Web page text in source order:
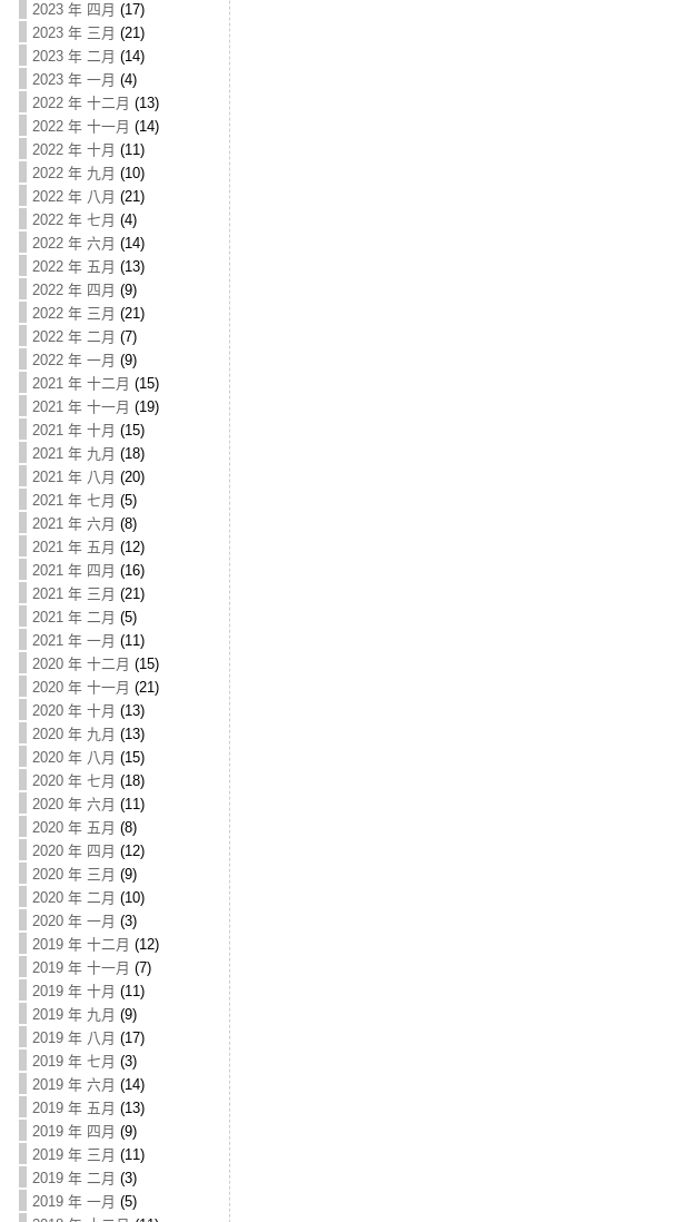
2023 年 四月 (17)
2023 年 三月 (21)
2023 年 二月 (14)
2023 年 一月 (4)
2022 年 十二月 (13)
2022 年 十一月 (14)
2022 年 十月 (11)
2022 年 九月 (10)
2022 年 八月 (21)
2022 年 七月 (4)
2022 年 六月 (14)
2022 年 五月 (13)
2022 年 四月 (9)
2022 年 三月 (21)
2022 年 二月 (7)
2022 年 一月 (9)
2021 年 十二月 (15)
2021 年 十一月 (19)
2021 年 十月 (15)
2021 年 九月 (18)
2021 年 八月 (20)
2021 年 七月 (5)
2021 年 六月 (8)
2021 年 五月 (12)
2021 年 四月 (16)
2021 年 三月 (21)
2021 年 二月 (5)
2021 年 一月 (11)
2020 年 十二月 (15)
2020 年 十一月 (21)
2020 年 十月 (13)
2020 年 九月 (13)
2020 年 八月 (15)
2020 年 七月 (18)
2020 年 六月 (11)
2020 年 五月 (8)
2020 年 四月 (12)
2020 年 三月 (9)
2020 年 二月 (10)
2020 年 一月 (3)
2019 年 十二月 (12)
2019 年 十一月 (7)
2019 年 十月 (11)
2019 年 九月 (9)
2019 年 八月 (17)
2019 年 七月 (3)
2019 年 六月 (14)
2019 年 五月 (13)
2019 年 四月 (9)
2019 年 三月 (11)
2019 年 二月 (3)
2019 年 一月 (5)